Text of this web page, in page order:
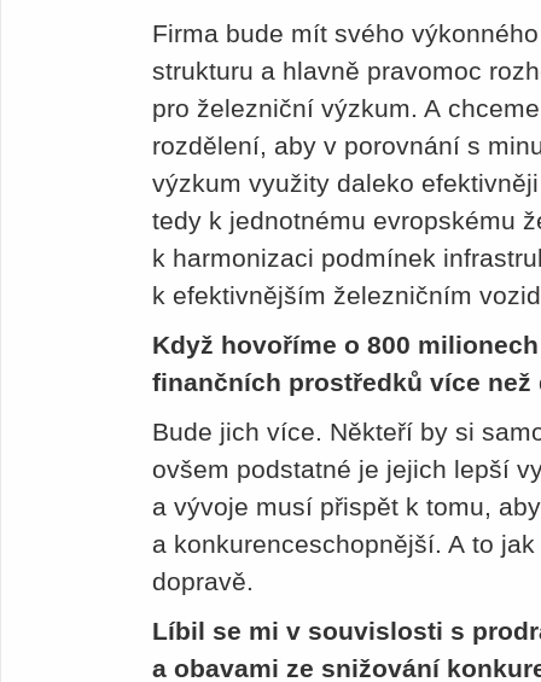
Firma bude mít svého
strukturu a hlavně pravomoc
pro železniční výzkum. A
rozdělení, aby v porovnání s
výzkum využity daleko
tedy k jednotnému evropskému
k harmonizaci podmínek
k efektivnějším železničním
Když hovoříme o 800
finančních prostředků více než
Bude jich více. Někteří by si
ovšem podstatné je jejich lepší
a vývoje musí přispět k tomu,
a konkurenceschopnější. A to
dopravě.
Líbil se mi v souvislosti s
a obavami ze snižování